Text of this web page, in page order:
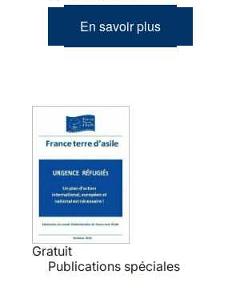
En savoir plus
Gratuit
Publications spéciales